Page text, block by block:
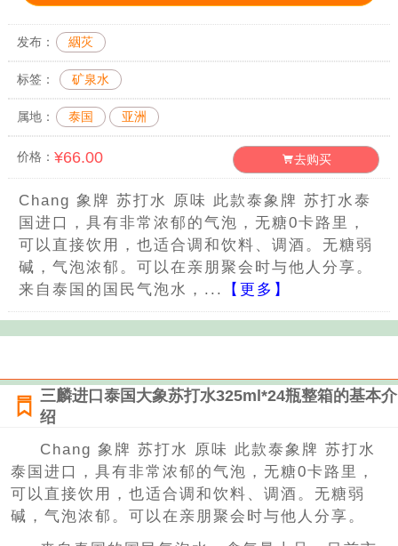
发布： 絪苂
标签： 矿泉水
属地： 泰国 亚洲
价格： ¥66.00 去购买
Chang 象牌 苏打水 原味 此款泰象牌 苏打水泰
国进口，具有非常浓郁的气泡，无糖0卡路里，
可以直接饮用，也适合调和饮料、调酒。无糖弱
碱，气泡浓郁。可以在亲朋聚会时与他人分享。
来自泰国的国民气泡水，...
【更多】
三麟进口泰国大象苏打水325ml*24瓶整箱的基本介
绍
Chang 象牌 苏打水 原味 此款泰象牌 苏打水
泰国进口，具有非常浓郁的气泡，无糖0卡路里，
可以直接饮用，也适合调和饮料、调酒。无糖弱
碱，气泡浓郁。可以在亲朋聚会时与他人分享。